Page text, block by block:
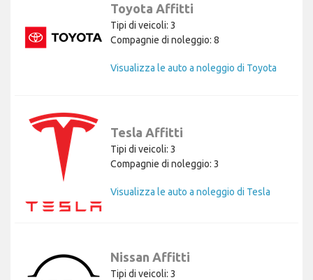
Toyota Affitti
Tipi di veicoli: 3
Compagnie di noleggio: 8
Visualizza le auto a noleggio di Toyota
Tesla Affitti
Tipi di veicoli: 3
Compagnie di noleggio: 3
Visualizza le auto a noleggio di Tesla
Nissan Affitti
Tipi di veicoli: 3